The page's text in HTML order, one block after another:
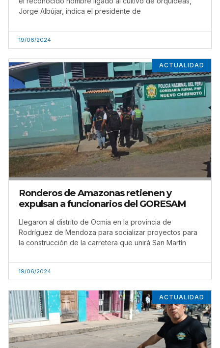
Jorge Albújar, indica el presidente de
19/06/2024
ACTUALIDAD
Ronderos de Amazonas retienen y
expulsan a funcionarios del GORESAM
Llegaron al distrito de Ocmia en la provincia de
Rodríguez de Mendoza para socializar proyectos para
la construcción de la carretera que unirá San Martín
19/06/2024
ACTUALIDAD